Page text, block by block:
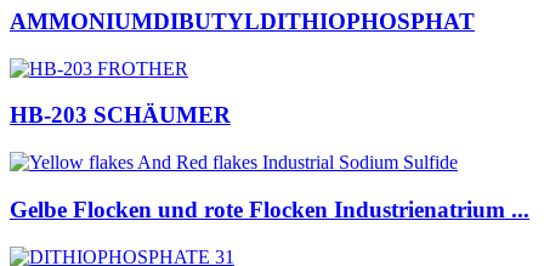
AMMONIUMDIBUTYLDITHIOPHOSPHAT
HB-203 SCHÄUMER
Gelbe Flocken und rote Flocken Industrienatrium ...